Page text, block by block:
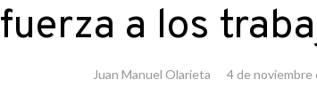
fuerza a los
Juan Manuel Olarieta 4 de noviembre